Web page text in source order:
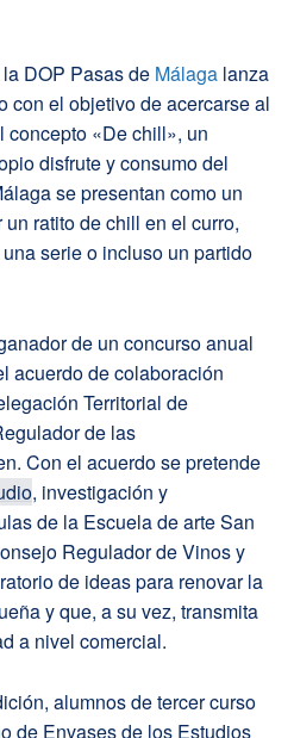
DOP Pasas de Málaga lanza
con el objetivo de acercarse al
concepto «De chill», un
disfrute y consumo del
se presentan como un
ratito de chill en el curro,
serie o incluso un partido
de un concurso anual
acuerdo de colaboración
Territorial de
de las
Con el acuerdo se pretende
, investigación y
de la Escuela de arte San
Regulador de Vinos y
de ideas para renovar la
y que, a su vez, transmita
a nivel comercial.
alumnos de tercer curso
de Envases de los Estudios